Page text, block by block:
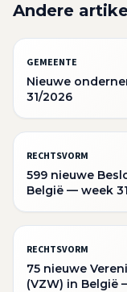
Andere
GEMEENTE
Nieuwe
31/2026
RECHTSVORM
599 nieuwe
België — week
RECHTSVORM
75 nieuwe
(VZW) in België